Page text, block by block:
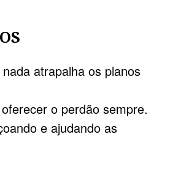
atrapalha os planos
o perdão sempre.
e ajudando as